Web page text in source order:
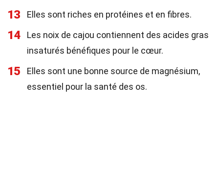
13 Elles sont riches en protéines et en fibres.
14
Les noix de cajou contiennent des acides gras
insaturés bénéfiques pour le cœur.
15
Elles sont une bonne source de magnésium,
essentiel pour la santé des os.